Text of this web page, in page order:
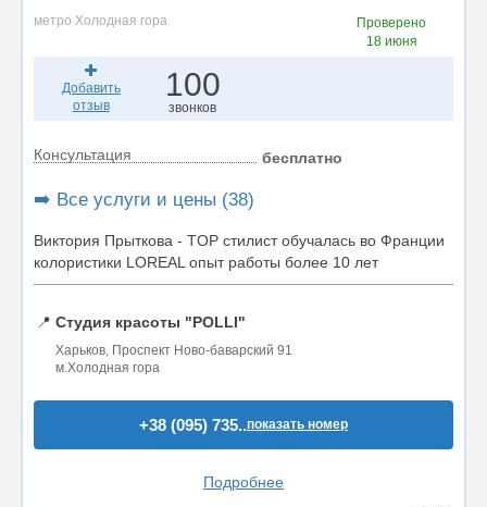
метро Холодная гора
Проверено
18 июня
Добавить
отзыв
100
звонков
Консультация бесплатно
➡️ Все услуги и цены (38)
Виктория Прыткова - ТOР стилист обучалась во Франции
колористики LOREAL опыт работы более 10 лет
📍 Студия красоты "POLLI"
Харьков, Проспект Ново-баварский 91
м.Холодная гора
+38 (095) 735..показать номер
Подробнее